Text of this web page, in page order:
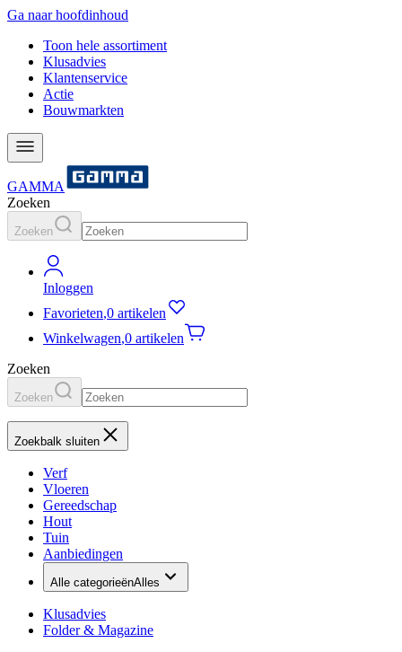
Ga naar hoofdinhoud
Toon hele assortiment
Klusadvies
Klantenservice
Actie
Bouwmarkten
GAMMA
Zoeken
Zoeken
Inloggen
Favorieten,0 artikelen
Winkelwagen,0 artikelen
Zoeken
Zoeken
Zoekbalk sluiten
Verf
Vloeren
Gereedschap
Hout
Tuin
Aanbiedingen
Alle categorieënAlles
Klusadvies
Folder & Magazine